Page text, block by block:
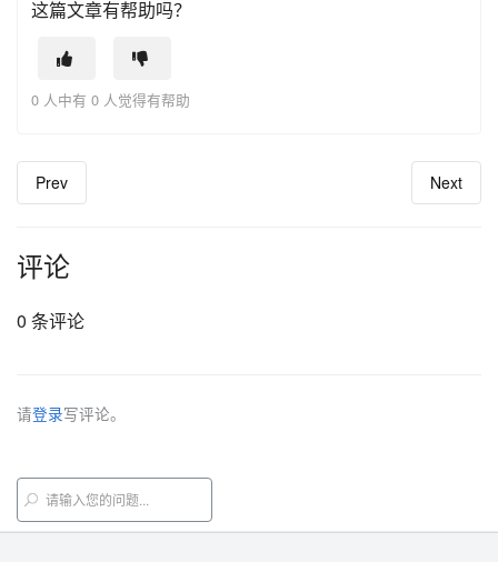
这篇文章有帮助吗？
0 人中有 0 人觉得有帮助
Prev Next
评论
0 条评论
请登录写评论。